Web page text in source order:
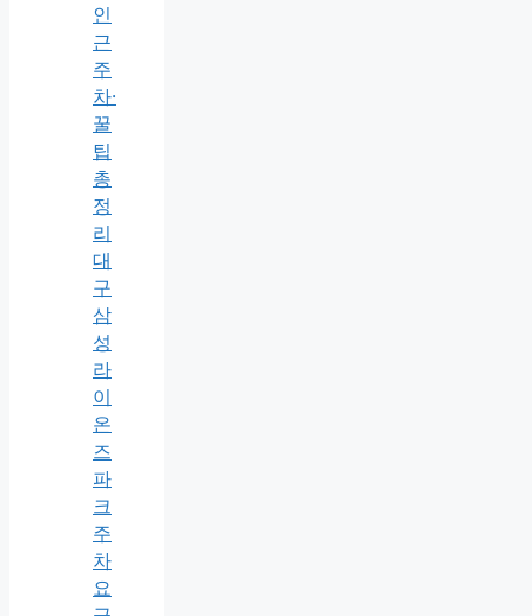
인
근
주
차·
꿀
팁
총
정
리
대
구
삼
성
라
이
온
즈
파
크
주
차
요